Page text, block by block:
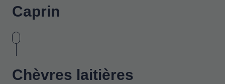
Caprin
Chèvres laitières